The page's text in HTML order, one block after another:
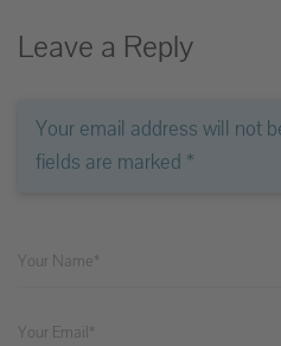
Leave a Reply
Your email address will not
fields are marked *
Your Name*
Your Email*